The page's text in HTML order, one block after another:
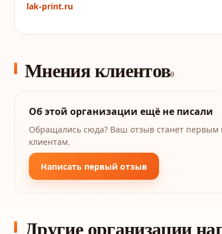
lak-print.ru
Мнения клиентов0
Об этой организации ещё не писали
Обращались сюда? Ваш отзыв станет
клиентам.
Написать первый отзыв
Другие организации